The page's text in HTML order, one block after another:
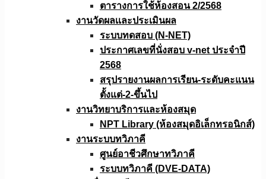
ตารางการใช้ห้องสอน 2/2568
งานวัดผลเเละประเมินผล
ระบบทดสอบ (N-NET)
ประกาศเลขที่นั่งสอบ v-net ประจำปี
2568
สรุปรายงานผลการเรียน-ระดับคะแนน
ตั้งแต่-2-ขึ้นไป
งานวิทยาบริการเเละห้องสมุด
NPT Library (ห้องสมุดอิเล็กทรอนิกส์)
งานระบบทวิภาคี
ศูนย์อาชีวศึกษาทวิภาคี
ระบบทวิภาคี (DVE-DATA)